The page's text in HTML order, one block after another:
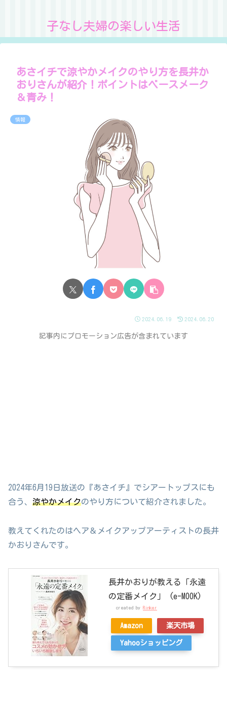
子なし夫婦の楽しい生活
あさイチで涼やかメイクのやり方を長井か
おりさんが紹介！ポイントはベースメーク
＆青み！
情報
2024.06.19 2024.06.20
記事内にプロモーション広告が含まれています
2024年6月19日放送の『あさイチ』でシアートップスにも
合う、 涼やかメイクのやり方について紹介されました。
教えてくれたのはヘア＆メイクアップアーティストの長井
かおりさんです。
長井かおりが教える「永遠
の定番メイク」 (e-MOOK)
created by Rinker
Amazon 楽天市場
Yahooショッピング